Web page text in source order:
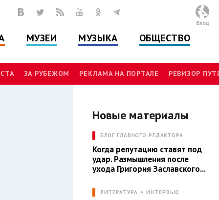
МУЗЕИ МУЗЫКА ОБЩЕСТВО
Вход
ЗА РУБЕЖОМ РЕКЛАМА НА ПОРТАЛЕ РЕВИЗОР
Новые материалы
БЛОГ ГЛАВНОГО РЕДАКТОРА
Когда репутацию ставят под
удар. Размышления после
ухода Григория Заславского...
ЛИТЕРАТУРА ИНТЕРВЬЮ